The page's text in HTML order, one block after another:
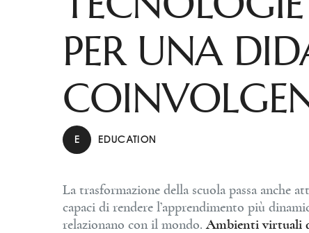
PER UNA
E EDUCATION
La trasformazione della scuola passa anche
capaci di rendere l’apprendimento più
relazionano con il mondo.Ambienti virtuali